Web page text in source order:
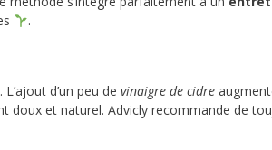
.
d’un peu de vinaigre de cidre
doux et naturel. Advicly recommande de